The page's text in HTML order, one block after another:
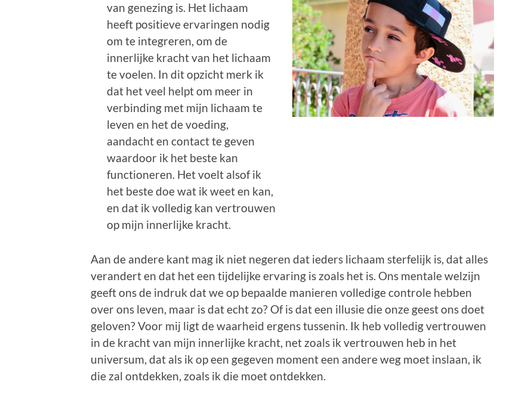
van genezing is. Het lichaam
heeft positieve ervaringen nodig
om te integreren, om de
innerlijke kracht van het lichaam
te voelen. In dit opzicht merk ik
dat het veel helpt om meer in
verbinding met mijn lichaam te
leven en het de voeding,
aandacht en contact te geven
waardoor ik het beste kan
functioneren. Het voelt alsof ik
het beste doe wat ik weet en kan,
en dat ik volledig kan vertrouwen
op mijn innerlijke kracht.
Aan de andere kant mag ik niet negeren dat ieders lichaam sterfelijk is, dat alles
verandert en dat het een tijdelijke ervaring is zoals het is. Ons mentale welzijn
geeft ons de indruk dat we op bepaalde manieren volledige controle hebben
over ons leven, maar is dat echt zo? Of is dat een illusie die onze geest ons doet
geloven? Voor mij ligt de waarheid ergens tussenin. Ik heb volledig vertrouwen
in de kracht van mijn innerlijke kracht, net zoals ik vertrouwen heb in het
universum, dat als ik op een gegeven moment een andere weg moet inslaan, ik
die zal ontdekken, zoals ik die moet ontdekken.